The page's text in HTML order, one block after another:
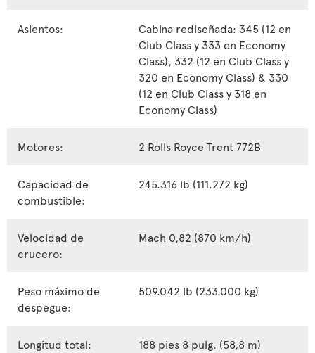
Asientos:
Cabina rediseñada: 345 (12 en
Club Class y 333 en Economy
Class), 332 (12 en Club Class y
320 en Economy Class) & 330
(12 en Club Class y 318 en
Economy Class)
Motores: 2 Rolls Royce Trent 772B
Capacidad de
combustible:
245.316 lb (111.272 kg)
Velocidad de
crucero:
Mach 0,82 (870 km/h)
Peso máximo de
despegue:
509.042 lb (233.000 kg)
Longitud total: 188 pies 8 pulg. (58,8 m)